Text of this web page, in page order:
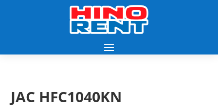
JAC HFC1040KN